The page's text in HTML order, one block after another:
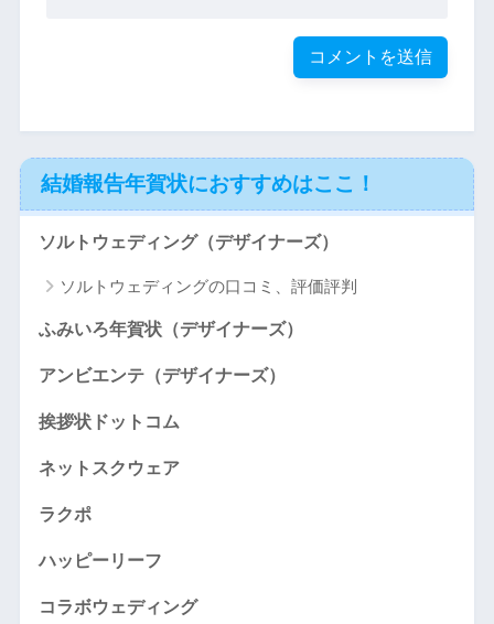
結婚報告年賀状におすすめはここ！
ソルトウェディング（デザイナーズ）
ソルトウェディングの口コミ、評価評判
ふみいろ年賀状（デザイナーズ）
アンビエンテ（デザイナーズ）
挨拶状ドットコム
ネットスクウェア
ラクポ
ハッピーリーフ
コラボウェディング